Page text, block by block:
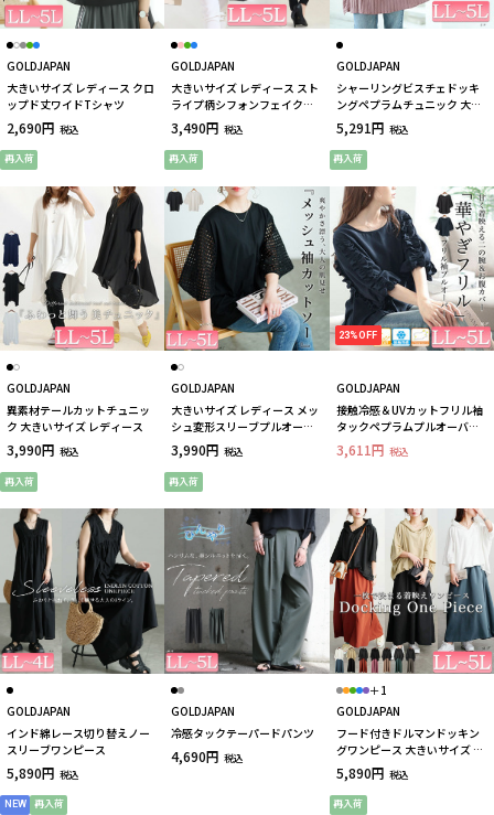
GOLDJAPAN
大きいサイズ レディース クロ
ップド丈ワイドTシャツ
2,690円 税込
再入荷
GOLDJAPAN
大きいサイズ レディース スト
ライプ柄シフォンフェイクチ
ュニック
3,490円 税込
再入荷
GOLDJAPAN
シャーリングビスチェドッキ
ングペプラムチュニック 大き
いサイズ レディース
5,291円 税込
再入荷
GOLDJAPAN
異素材テールカットチュニッ
ク 大きいサイズ レディース
3,990円 税込
再入荷
GOLDJAPAN
大きいサイズ レディース メッ
シュ変形スリーブプルオーバ
ー
3,990円 税込
再入荷
23%OFF
GOLDJAPAN
接触冷感＆UVカットフリル袖
タックペプラムプルオーバー
大きいサイズ レディース
3,611円 税込
GOLDJAPAN
インド綿レース切り替えノー
スリーブワンピース
5,890円 税込
NEW 再入荷
GOLDJAPAN
冷感タックテーパードパンツ
4,690円 税込
＋1
GOLDJAPAN
フード付きドルマンドッキン
グワンピース 大きいサイズ レ
ディース
5,890円 税込
再入荷